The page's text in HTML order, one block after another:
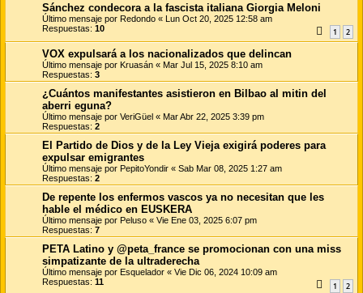
Sánchez condecora a la fascista italiana Giorgia Meloni
Último mensaje por Redondo « Lun Oct 20, 2025 12:58 am
Respuestas: 10 1 2
VOX expulsará a los nacionalizados que delincan
Último mensaje por Kruasán « Mar Jul 15, 2025 8:10 am
Respuestas: 3
¿Cuántos manifestantes asistieron en Bilbao al mitin del
aberri eguna?
Último mensaje por VeriGüel « Mar Abr 22, 2025 3:39 pm
Respuestas: 2
El Partido de Dios y de la Ley Vieja exigirá poderes para
expulsar emigrantes
Último mensaje por PepitoYondir « Sab Mar 08, 2025 1:27 am
Respuestas: 2
De repente los enfermos vascos ya no necesitan que les
hable el médico en EUSKERA
Último mensaje por Peluso « Vie Ene 03, 2025 6:07 pm
Respuestas: 7
PETA Latino y @peta_france se promocionan con una miss
simpatizante de la ultraderecha
Último mensaje por Esquelador « Vie Dic 06, 2024 10:09 am
Respuestas: 11 1 2